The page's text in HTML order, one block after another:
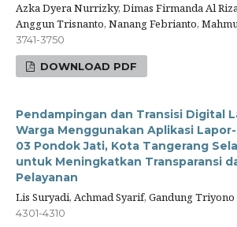
Azka Dyera Nurrizky, Dimas Firmanda Al
Anggun Trisnanto, Nanang Febrianto,
3741-3750
DOWNLOAD PDF
Pendampingan dan Transisi Digital
Warga Menggunakan Aplikasi Lapor-
03 Pondok Jati, Kota Tangerang
untuk Meningkatkan Transparansi
Pelayanan
Lis Suryadi, Achmad Syarif, Gandung Triyono
4301-4310